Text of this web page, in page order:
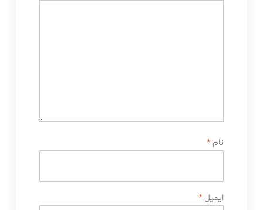
نام *
ایمیل *